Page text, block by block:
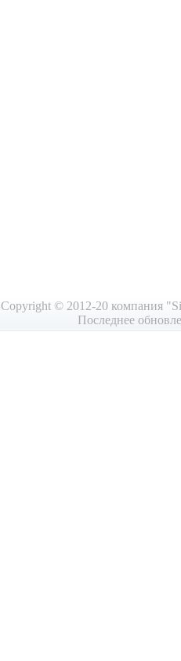
Copyright © 2012-20 компания
Последнее